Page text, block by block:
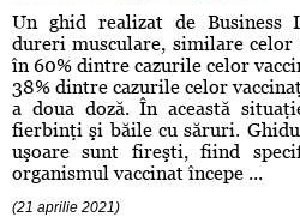
Un ghid realizat de Business
dureri musculare, similare
în 60% dintre cazurile celor
38% dintre cazurile celor
a doua doză. În această
fierbinţi şi băile cu săruri.
uşoare sunt fireşti, fiind
organismul vaccinat începe ...
(21 aprilie 2021)